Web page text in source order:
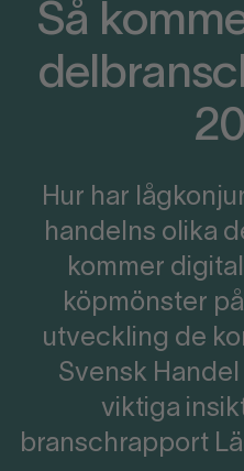
Så
Hur har
handelns olika
kommer
köpmönster
utveckling de
Svensk
viktiga
branschrapport